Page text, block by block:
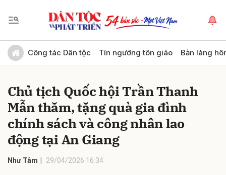
Công tác Dân tộc Tín ngưỡng tôn giáo Bản làng
Chủ tịch Quốc hội Trần Thanh
Mẫn thăm, tặng quà gia đình
chính sách và công nhân lao
động tại An Giang
Như Tâm 29/04/2026 16:34
Gửi bình luận